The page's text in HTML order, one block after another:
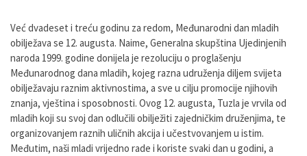
Već dvadeset i treću godinu za redom, Međunarodni dan mladih
obilježava se 12. augusta. Naime, Generalna skupština Ujedinjenih
naroda 1999. godine donijela je rezoluciju o proglašenju
Međunarodnog dana mladih, kojeg razna udruženja diljem svijeta
obilježavaju raznim aktivnostima, a sve u cilju promocije njihovih
znanja, vještina i sposobnosti. Ovog 12. augusta, Tuzla je vrvila od
mladih koji su svoj dan odlučili obilježiti zajedničkim druženjima, te
organizovanjem raznih uličnih akcija i učestvovanjem u istim.
Međutim, naši mladi vrijedno rade i koriste svaki dan u godini, a